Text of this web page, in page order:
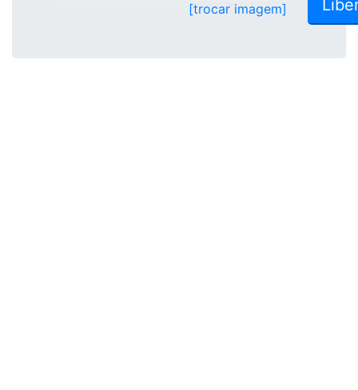
[trocar imagem]